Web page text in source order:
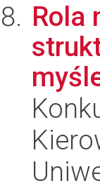
Rola